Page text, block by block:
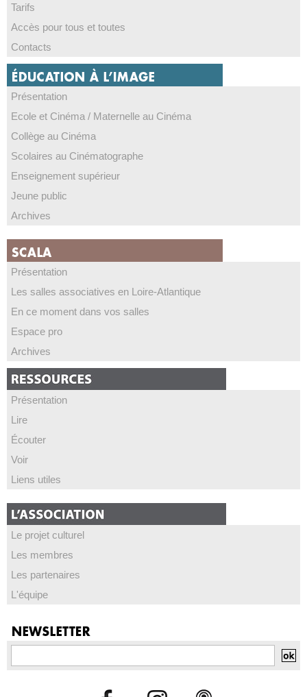
Tarifs
Accès pour tous et toutes
Contacts
Présentation
Ecole et Cinéma / Maternelle au Cinéma
Collège au Cinéma
Scolaires au Cinématographe
Enseignement supérieur
Jeune public
Archives
Présentation
Les salles associatives en Loire-Atlantique
En ce moment dans vos salles
Espace pro
Archives
Présentation
Lire
Écouter
Voir
Liens utiles
Le projet culturel
Les membres
Les partenaires
L'équipe